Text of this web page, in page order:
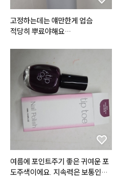
고정하는데는 얘만한게 업슴
적당히 뿌료야해요
여름에 포인트주기 좋은 귀여운 포
도주색이에요. 지속력은 보통인듯